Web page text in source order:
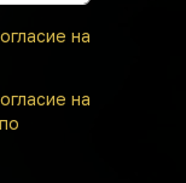
на
на